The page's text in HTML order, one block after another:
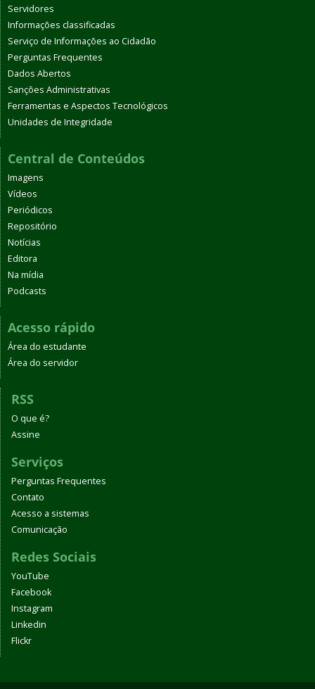
Servidores
Informações classificadas
Serviço de Informações ao Cidadão
Perguntas Frequentes
Dados Abertos
Sanções Administrativas
Ferramentas e Aspectos Tecnológicos
Unidades de Integridade
Central de Conteúdos
Imagens
Vídeos
Periódicos
Repositório
Notícias
Editora
Na mídia
Podcasts
Acesso rápido
Área do estudante
Área do servidor
RSS
O que é?
Assine
Serviços
Perguntas Frequentes
Contato
Acesso a sistemas
Comunicação
Redes Sociais
YouTube
Facebook
Instagram
Linkedin
Flickr